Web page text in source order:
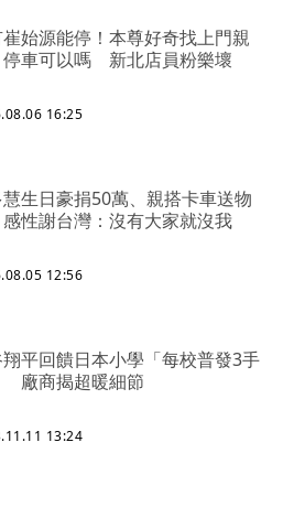
始源能停！本尊好奇找上門親
停車可以嗎 新北店員粉樂壞
16:25
生日豪捐50萬、親搭卡車送物
性謝台灣：沒有大家就沒我
12:56
平回饋日本小學「每校普發3手
廠商揭超暖細節
13:24